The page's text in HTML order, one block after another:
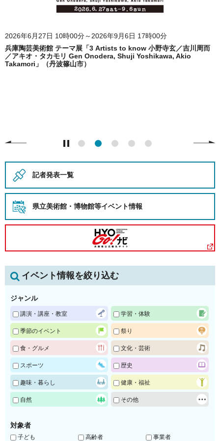
2026年6月27日 10時00分～2026年9月6日 17時00分
兵庫陶芸美術館 テーマ展「3 Artists to know 小野寺玄／吉川周而
／アキオ・タカモリ Gen Onodera, Shuji Yoshikawa, Akio
Takamori」（丹波篠山市）
記者発表一覧
県立美術館・博物館等イベント情報
イベント情報を絞り込む
ジャンル
講演・講座・教室 学習・体験
季節のイベント 祭り
食・グルメ 文化・芸術
スポーツ 歴史
趣味・暮らし 健康・福祉
自然 その他
対象者
子ども 高齢者 事業者